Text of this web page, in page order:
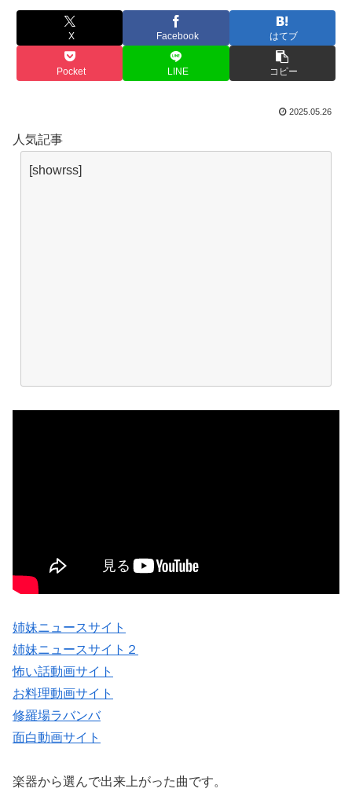
X Facebook はてブ
Pocket LINE コピー
2025.05.26
人気記事
[showrss]
姉妹ニュースサイト
姉妹ニュースサイト２
怖い話動画サイト
お料理動画サイト
修羅場ラバンバ
面白動画サイト
楽器から選んで出来上がった曲です。